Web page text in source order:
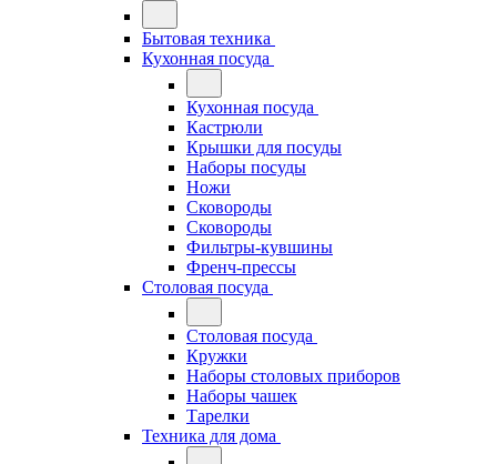
Бытовая техника
Кухонная посуда
Кухонная посуда
Кастрюли
Крышки для посуды
Наборы посуды
Ножи
Сковороды
Сковороды
Фильтры-кувшины
Френч-прессы
Столовая посуда
Столовая посуда
Кружки
Наборы столовых приборов
Наборы чашек
Тарелки
Техника для дома